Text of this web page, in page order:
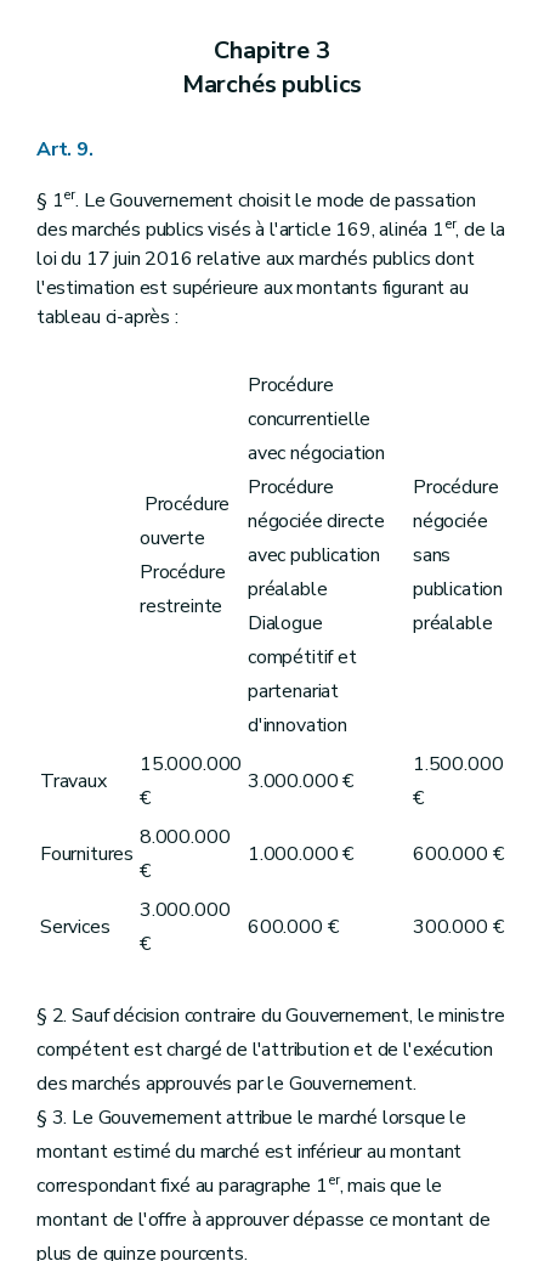
Chapitre 3
Marchés publics
Art. 9.
§ 1er. Le Gouvernement choisit le mode de passation
des marchés publics visés à l'article 169, alinéa 1er, de la
loi du 17 juin 2016 relative aux marchés publics dont
l'estimation est supérieure aux montants figurant au
tableau ci-après :
Procédure
ouverte
Procédure
restreinte
Procédure
concurrentielle
avec négociation
Procédure
négociée directe
avec publication
préalable
Dialogue
compétitif et
partenariat
d'innovation
Procédure
négociée
sans
publication
préalable
Travaux
15.000.000
€
3.000.000 €
1.500.000
€
Fournitures
8.000.000
€
1.000.000 € 600.000 €
Services
3.000.000
€
600.000 € 300.000 €
§ 2. Sauf décision contraire du Gouvernement, le ministre
compétent est chargé de l'attribution et de l'exécution
des marchés approuvés par le Gouvernement.
§ 3. Le Gouvernement attribue le marché lorsque le
montant estimé du marché est inférieur au montant
correspondant fixé au paragraphe 1er, mais que le
montant de l'offre à approuver dépasse ce montant de
plus de quinze pourcents.